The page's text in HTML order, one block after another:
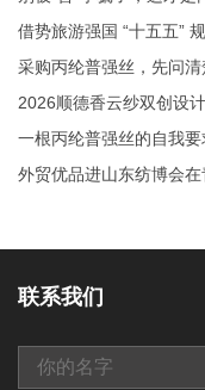
借势旅游强国 “十五五”
采购丙纶普强丝，先问
2026顺德香云纱双创设
一根丙纶普强丝的自我
外贸优品进山东纺博会
联系我们